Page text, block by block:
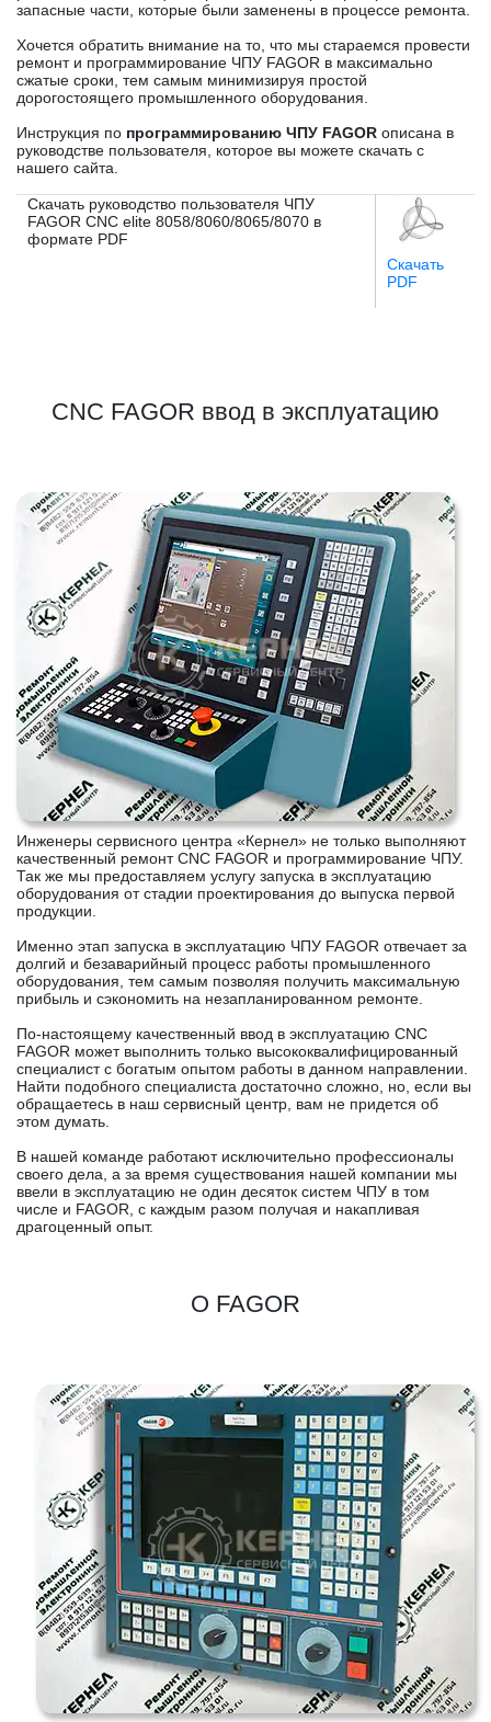
запасные части, которые были заменены в процессе ремонта.
Хочется обратить внимание на то, что мы стараемся провести
ремонт и программирование ЧПУ FAGOR в максимально
сжатые сроки, тем самым минимизируя простой
дорогостоящего промышленного оборудования.
Инструкция по программированию ЧПУ FAGOR описана в
руководстве пользователя, которое вы можете скачать с
нашего сайта.
Скачать руководство пользователя ЧПУ
FAGOR CNC elite 8058/8060/8065/8070 в
формате PDF
Скачать
PDF
CNC FAGOR ввод в эксплуатацию
Инженеры сервисного центра «Кернел» не только выполняют
качественный ремонт CNC FAGOR и программирование ЧПУ.
Так же мы предоставляем услугу запуска в эксплуатацию
оборудования от стадии проектирования до выпуска первой
продукции.
Именно этап запуска в эксплуатацию ЧПУ FAGOR отвечает за
долгий и безаварийный процесс работы промышленного
оборудования, тем самым позволяя получить максимальную
прибыль и сэкономить на незапланированном ремонте.
По-настоящему качественный ввод в эксплуатацию CNC
FAGOR может выполнить только высококвалифицированный
специалист с богатым опытом работы в данном направлении.
Найти подобного специалиста достаточно сложно, но, если вы
обращаетесь в наш сервисный центр, вам не придется об
этом думать.
В нашей команде работают исключительно профессионалы
своего дела, а за время существования нашей компании мы
ввели в эксплуатацию не один десяток систем ЧПУ в том
числе и FAGOR, с каждым разом получая и накапливая
драгоценный опыт.
О FAGOR